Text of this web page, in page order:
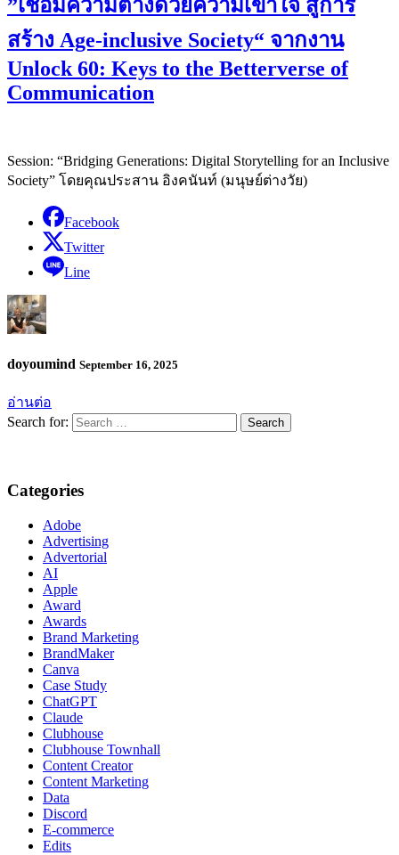
”เชื่อมความต่างด้วยความเข้าใจ สู่การ
สร้าง Age-inclusive Society“ จากงาน
Unlock 60: Keys to the Betterverse of
Communication
Session: “Bridging Generations: Digital Storytelling for an Inclusive
Society” โดยคุณประสาน อิงคนันท์ (มนุษย์ต่างวัย)
Facebook
Twitter
Line
doyoumind September 16, 2025
อ่านต่อ
Search for:
Categories
Adobe
Advertising
Advertorial
AI
Apple
Award
Awards
Brand Marketing
BrandMaker
Canva
Case Study
ChatGPT
Claude
Clubhouse
Clubhouse Townhall
Content Creator
Content Marketing
Data
Discord
E-commerce
Edits